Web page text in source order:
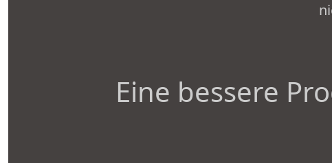
Eine bessere